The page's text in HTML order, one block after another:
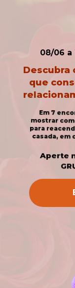
08/06 a
Descubra
que
Em 7
mostrar
casada, em
Aperte